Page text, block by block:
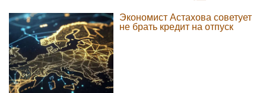
Экономист Астахова советует
не брать кредит на отпуск